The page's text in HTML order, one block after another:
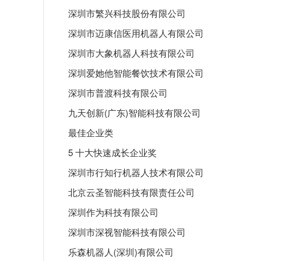
深圳市繁兴科技股份有限公司
深圳市迈康信医用机器人有限公司
深圳市大象机器人科技有限公司
深圳爱她他智能餐饮技术有限公司
深圳市普渡科技有限公司
九天创新(广东)智能科技有限公司
最佳企业类
5 十大快速成长企业奖
深圳市行知行机器人技术有限公司
北京云圣智能科技有限责任公司
深圳作为科技有限公司
深圳市深视智能科技有限公司
乐森机器人(深圳)有限公司